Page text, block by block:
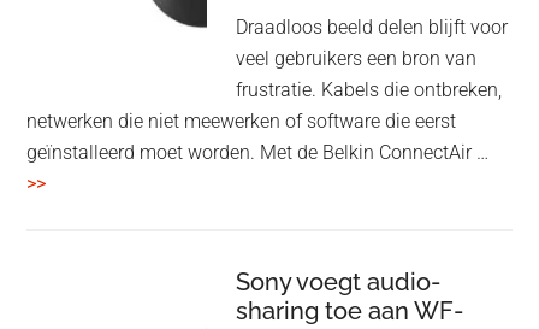
Draadloos beeld delen blijft voor
veel gebruikers een bron van
frustratie. Kabels die ontbreken,
netwerken die niet meewerken of software die eerst
geïnstalleerd moet worden. Met de Belkin ConnectAir …
>>overBelkin
Sony voegt audio-
sharing toe aan WF-